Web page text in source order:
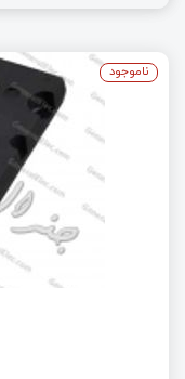
ناموجود